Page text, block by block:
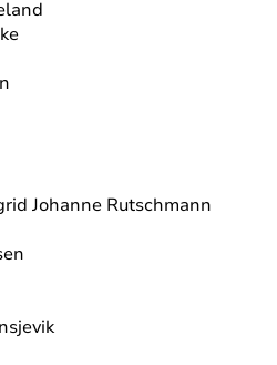
Johanne Rutschmann